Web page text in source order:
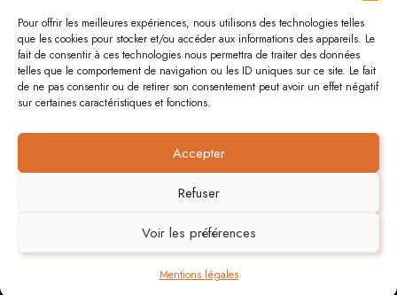
Pour offrir les meilleures expériences, nous utilisons des technologies telles
que les cookies pour stocker et/ou accéder aux informations des appareils. Le
fait de consentir à ces technologies nous permettra de traiter des données
telles que le comportement de navigation ou les ID uniques sur ce site. Le fait
de ne pas consentir ou de retirer son consentement peut avoir un effet négatif
sur certaines caractéristiques et fonctions.
Accepter
Refuser
Voir les préférences
Mentions légales
Maçonnerie
Rénovation
Piscines béton
Terrassement & assainissement
© 2026 EGC Construction - Réalisation